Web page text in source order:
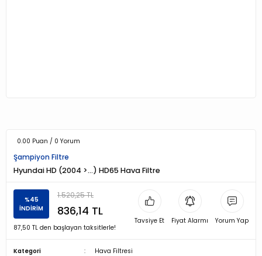
0.00 Puan / 0 Yorum
Şampiyon Filtre
Hyundai HD (2004 >…) HD65 Hava Filtre
%45
İNDİRİM
1.520,25 TL
836,14 TL
87,50 TL den başlayan taksitlerle!
Tavsiye Et Fiyat Alarmı Yorum Yap
Kategori Hava Filtresi